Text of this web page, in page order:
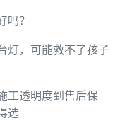
？
灯，可能救不了孩子
工透明度到售后保
选